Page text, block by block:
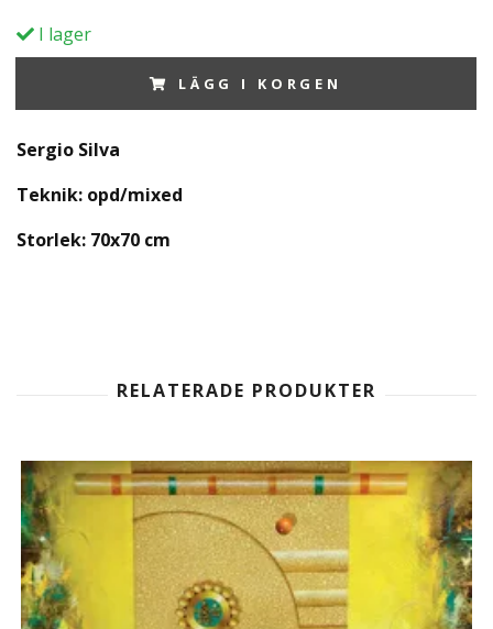
I lager
LÄGG I KORGEN
Sergio Silva
Teknik: opd/mixed
Storlek: 70x70 cm